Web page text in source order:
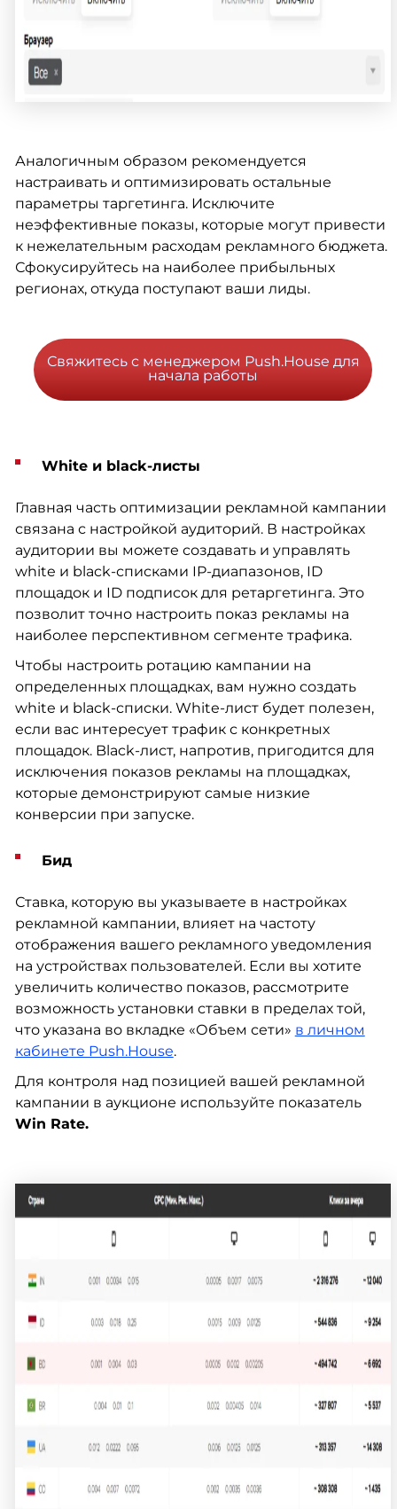
Аналогичным образом рекомендуется
настраивать и оптимизировать остальные
параметры таргетинга. Исключите
неэффективные показы, которые могут привести
к нежелательным расходам рекламного бюджета.
Сфокусируйтесь на наиболее прибыльных
регионах, откуда поступают ваши лиды.
Свяжитесь с менеджером Push.House для
начала работы
White и black-листы
Главная часть оптимизации рекламной кампании
связана с настройкой аудиторий. В настройках
аудитории вы можете создавать и управлять
white и black-списками IP-диапазонов, ID
площадок и ID подписок для ретаргетинга. Это
позволит точно настроить показ рекламы на
наиболее перспективном сегменте трафика.
Чтобы настроить ротацию кампании на
определенных площадках, вам нужно создать
white и black-списки. White-лист будет полезен,
если вас интересует трафик с конкретных
площадок. Black-лист, напротив, пригодится для
исключения показов рекламы на площадках,
которые демонстрируют самые низкие
конверсии при запуске.
Бид
Ставка, которую вы указываете в настройках
рекламной кампании, влияет на частоту
отображения вашего рекламного уведомления
на устройствах пользователей. Если вы хотите
увеличить количество показов, рассмотрите
возможность установки ставки в пределах той,
что указана во вкладке «Объем сети» в личном
кабинете Push.House.
Для контроля над позицией вашей рекламной
кампании в аукционе используйте показатель
Win Rate.